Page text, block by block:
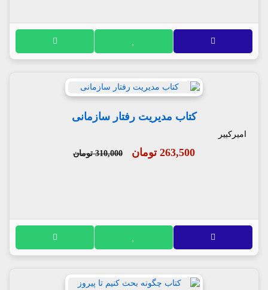
کتاب مدیریت رفتار سازمانی
امیرکبیر
263,500 تومان 310,000 تومان